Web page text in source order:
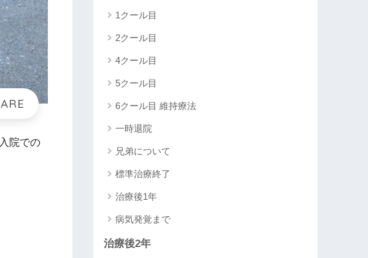
院での
1クール目
2クール目
4クール目
5クール目
6クール目 維持療法
一時退院
兄弟について
標準治療終了
治療後1年
病気発覚まで
治療後2年